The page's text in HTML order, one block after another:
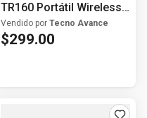
TR160 Portátil Wireless
9/5.5 PPM
Vendido por Tecno Avance
$299.00